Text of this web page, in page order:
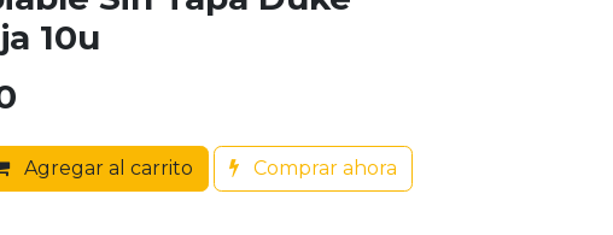
10u
Agregar al carrito Comprar ahora